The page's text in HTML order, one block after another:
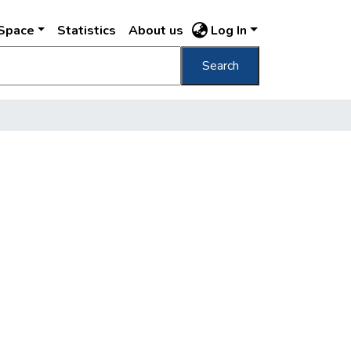
Statistics About us Log In
Search